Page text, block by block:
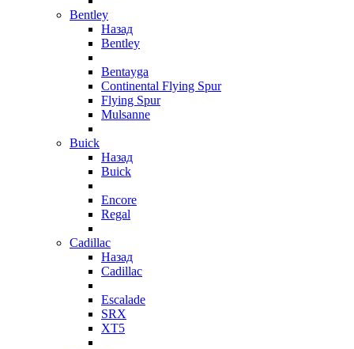
Bentley
Назад
Bentley
Bentayga
Continental Flying Spur
Flying Spur
Mulsanne
Buick
Назад
Buick
Encore
Regal
Cadillac
Назад
Cadillac
Escalade
SRX
XT5